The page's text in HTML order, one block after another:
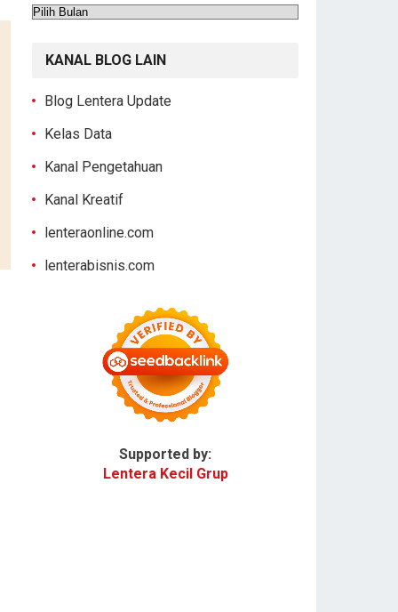
Arsip
KANAL BLOG LAIN
Blog Lentera Update
Kelas Data
Kanal Pengetahuan
Kanal Kreatif
lenteraonline.com
lenterabisnis.com
Supported by:
Lentera Kecil Grup